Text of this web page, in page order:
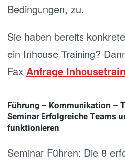
Bedingungen, zu.
Sie haben bereits
ein Inhouse Training?
Fax Anfrage
Führung – Kommunikation –
Seminar Erfolgreiche Teams
funktionieren
Seminar Führen: Die 8